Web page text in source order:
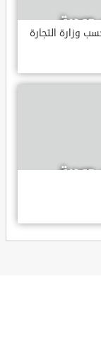
وزارة التجارة